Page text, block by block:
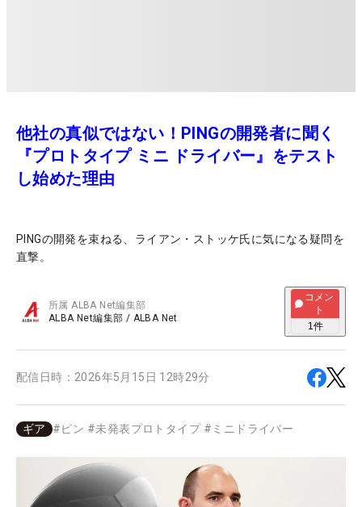
他社の真似ではない！PINGの開発者に聞く
『プロトタイプ ミニ ドライバー』をテスト
し始めた理由
PINGの開発を束ねる、ライアン・ストッケ氏に気になる疑問を
直撃。
所属ALBA Net編集部
ALBA Net編集部 / ALBA Net
コメン
ト
1件
配信日時： 2026年5月15日 12時29分
ギア #ピン #未発表プロトタイプ # ミニドライバー